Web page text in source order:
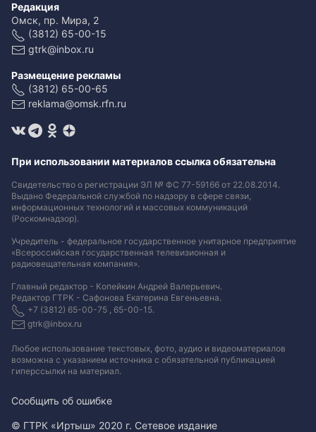
Редакция
Омск, пр. Мира, 2
(3812) 65-00-15
gtrk@inbox.ru
Размещение рекламы
(3812) 65-00-65
reklama@omsk.rfn.ru
При использовании материалов ссылка обязательна
Свидетельство о регистрации ЭЛ № ФС 77-59166 от 22.08.2014.
Выдано Федеральной службой по надзору в сфере связи,
информационных технологий и массовых коммуникаций
(Роскомнадзор).
Учредитель - федеральное государственное унитарное предприятие
«Всероссийская государственная телевизионная и
радиовещательная компания».
Главный редактор - Копейкин Андрей Валерьевич.
Редактор ГТРК - Сафонова Екатерина Евгеньевна.
+7 (3812) 65-00-75 , 65-00-15.
gtrk@inbox.ru
Любое использование текстовых, фото, аудио и видеоматериалов
возможна с указанием источника с обязательной публикацией
гиперссылки на материал.
Сообщить об ошибке
© ГТРК «Иртыш» 2020 г. Сетевое издание